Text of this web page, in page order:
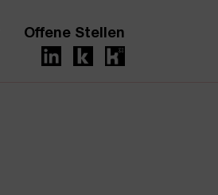
Offene Stellen